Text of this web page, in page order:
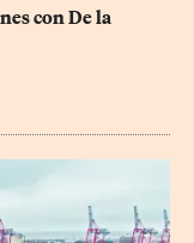
con De la